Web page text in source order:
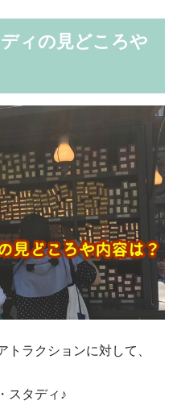
ィの見どころや
トラクションに対して、
スタディ♪